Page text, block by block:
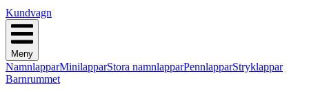
Kundvagn
Meny
NamnlapparMinilapparStora namnlapparPennlapparStryklappar
Barnrummet